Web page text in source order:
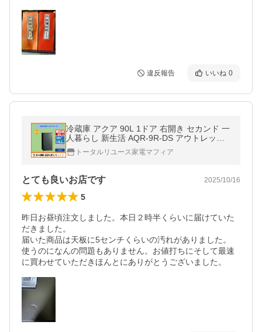
違反報告 いいね 0
冷蔵庫 アクア 90L 1ドア 右開き セカンド 一
人暮らし 新生活 AQR-9R-DS アウトレット
N818トータルリユース家電マフィア
とても良いお店です 2025/10/16
5
昨日お昼頃注文しました。本日２時半くらいに届けていた
だきました。
届いた商品は天板に5センチくらいの汚れがありました。
使うのになんの問題もありません。お値打ちにそして最速
に買わせていただきほんとにありがとうございました。